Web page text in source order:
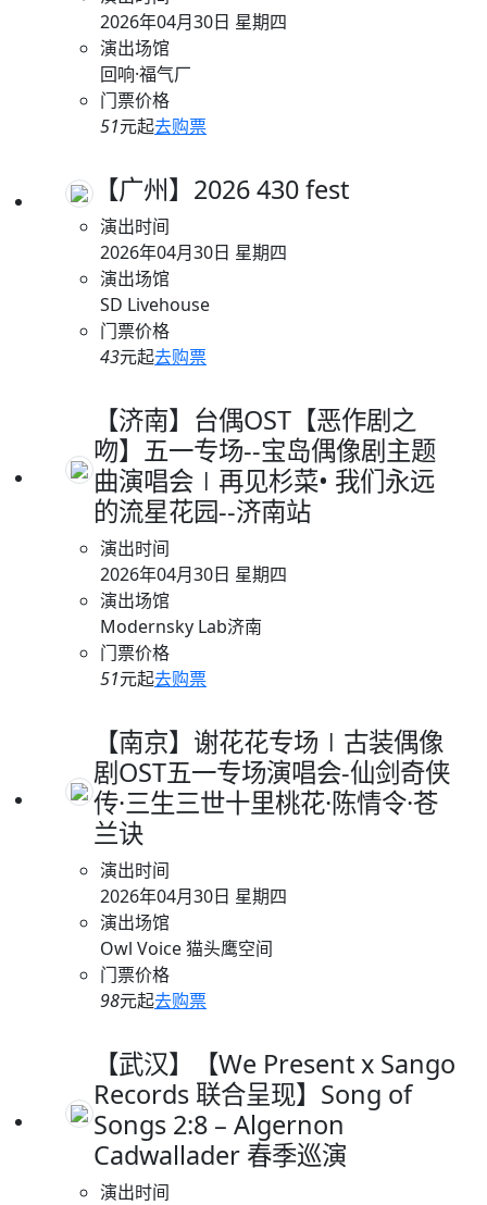
2026年04月30日 星期四
演出场馆
回响·福气厂
门票价格
51元起去购票
【广州】2026 430 fest
演出时间
2026年04月30日 星期四
演出场馆
SD Livehouse
门票价格
43元起去购票
【济南】台偶OST【恶作剧之
吻】五一专场--宝岛偶像剧主题
曲演唱会∣再见杉菜• 我们永远
的流星花园--济南站
演出时间
2026年04月30日 星期四
演出场馆
Modernsky Lab济南
门票价格
51元起去购票
【南京】谢花花专场∣古装偶像
剧OST五一专场演唱会-仙剑奇侠
传·三生三世十里桃花·陈情令·苍
兰诀
演出时间
2026年04月30日 星期四
演出场馆
Owl Voice 猫头鹰空间
门票价格
98元起去购票
【武汉】【We Present x Sango
Records 联合呈现】Song of
Songs 2:8 – Algernon
Cadwallader 春季巡演
演出时间